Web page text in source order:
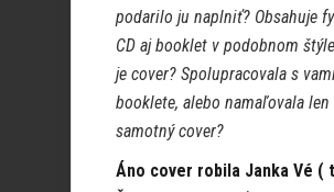
podarilo ju naplniť? Obsahuje
CD aj booklet v podobnom
je cover? Spolupracovala s
booklete, alebo namaľovala len
samotný cover?
Áno cover robila Janka Vé (